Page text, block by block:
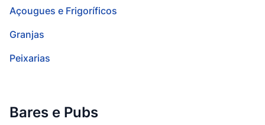
Açougues e Frigoríficos
Granjas
Peixarias
Bares e Pubs